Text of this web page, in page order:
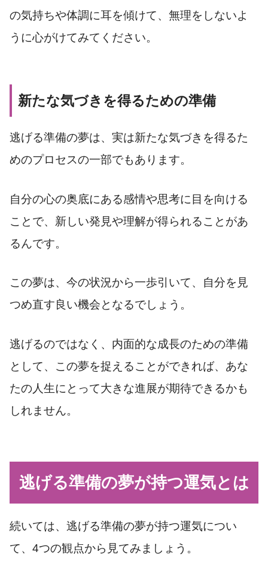
の気持ちや体調に耳を傾けて、無理をしないよ
うに心がけてみてください。
新たな気づきを得るための準備
逃げる準備の夢は、実は新たな気づきを得るた
めのプロセスの一部でもあります。
自分の心の奥底にある感情や思考に目を向ける
ことで、新しい発見や理解が得られることがあ
るんです。
この夢は、今の状況から一歩引いて、自分を見
つめ直す良い機会となるでしょう。
逃げるのではなく、内面的な成長のための準備
として、この夢を捉えることができれば、あな
たの人生にとって大きな進展が期待できるかも
しれません。
逃げる準備の夢が持つ運気とは
続いては、逃げる準備の夢が持つ運気につい
て、4つの観点から見てみましょう。